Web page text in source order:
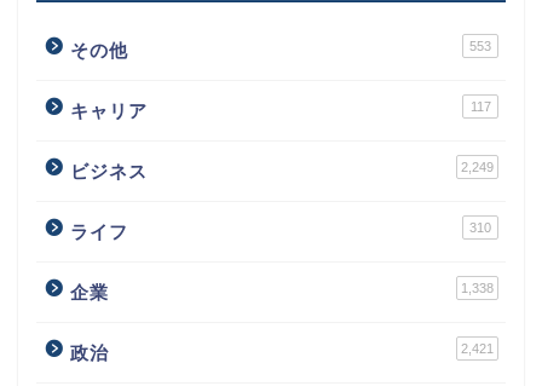
その他 553
キャリア 117
ビジネス 2,249
ライフ 310
企業 1,338
政治 2,421